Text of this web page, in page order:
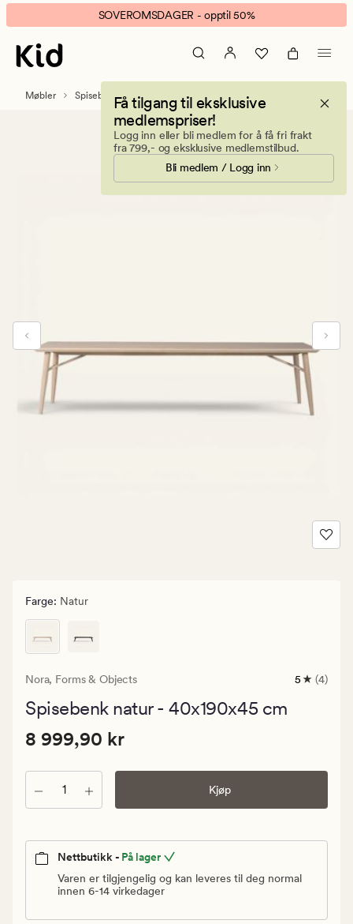
Nora
spisebenk
natur
banner.
Klikk
ESCAPE
SOVEROMSDAGER - opptil 50%
Få tilgang til eksklusive
medlemspriser!
Logg inn eller bli medlem for å få fri frakt
fra 799,- og eksklusive medlemstilbud.
Bli medlem / Logg inn
Møbler Spisebord
Farge: Natur
Nora, Forms & Objects
4
5
5 (4)
Spisebenk natur - 40x190x45 cm
Pris
999,90
kr.
Vanlig
8
999,90
Pris 8 999,90 kr
8 999,90 kr
Antall Kjøp
Nettbutikk - På lager
Varen er tilgjengelig og kan leveres til deg normal
innen 6-14 virkedager